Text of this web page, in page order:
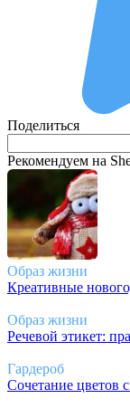
Поделиться
Рекомендуем на
Образ жизни
Креативные
Образ жизни
Речевой этикет:
Гардероб
Сочетание цветов